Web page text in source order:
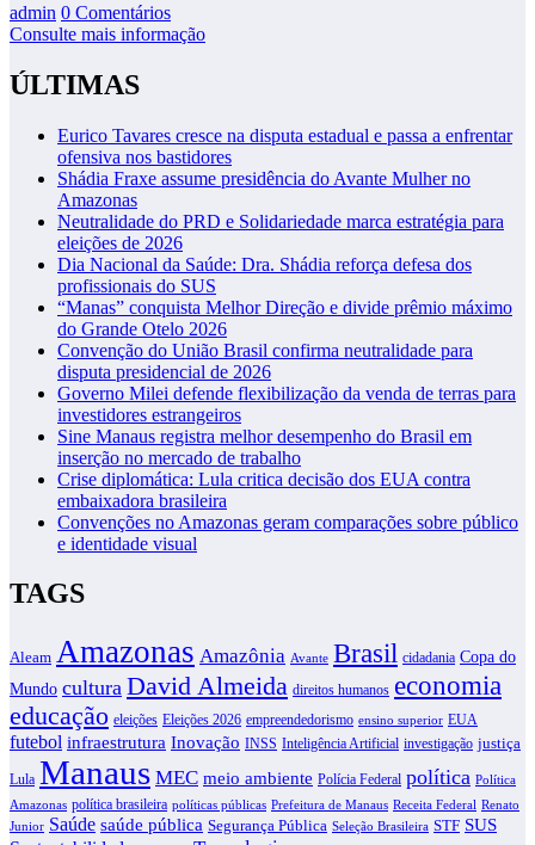
admin 0 Comentários
Consulte mais informação
ÚLTIMAS
Eurico Tavares cresce na disputa estadual e passa a enfrentar
ofensiva nos bastidores
Shádia Fraxe assume presidência do Avante Mulher no
Amazonas
Neutralidade do PRD e Solidariedade marca estratégia para
eleições de 2026
Dia Nacional da Saúde: Dra. Shádia reforça defesa dos
profissionais do SUS
“Manas” conquista Melhor Direção e divide prêmio máximo
do Grande Otelo 2026
Convenção do União Brasil confirma neutralidade para
disputa presidencial de 2026
Governo Milei defende flexibilização da venda de terras para
investidores estrangeiros
Sine Manaus registra melhor desempenho do Brasil em
inserção no mercado de trabalho
Crise diplomática: Lula critica decisão dos EUA contra
embaixadora brasileira
Convenções no Amazonas geram comparações sobre público
e identidade visual
TAGS
Aleam Amazonas Amazônia Avante Brasil cidadania Copa do
Mundo cultura David Almeida direitos humanos economia
educação eleições Eleições 2026 empreendedorismo ensino superior EUA
futebol infraestrutura Inovação INSS Inteligência Artificial investigação justiça
Lula Manaus MEC meio ambiente Polícia Federal política Política
Amazonas política brasileira políticas públicas Prefeitura de Manaus Receita Federal Renato
Junior Saúde saúde pública Segurança Pública Seleção Brasileira STF SUS